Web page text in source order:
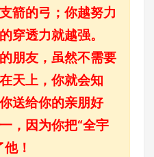
箭的弓；你越努力
穿透力就越强。
朋友，虽然不需要
天上，你就会知
送给你的亲朋好
，因为你把“全宇
！